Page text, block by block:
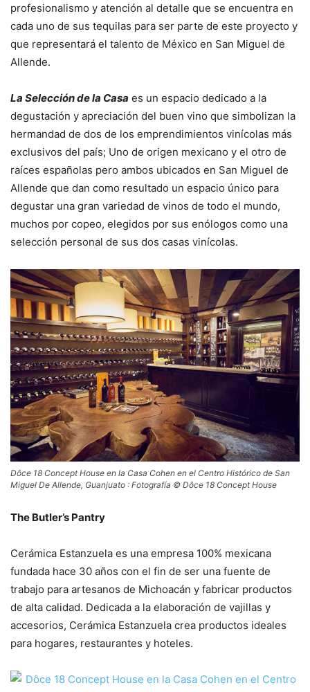
profesionalismo y atención al detalle que se encuentra en
cada uno de sus tequilas para ser parte de este proyecto y
que representará el talento de México en San Miguel de
Allende.
La Selección de la Casa es un espacio dedicado a la
degustación y apreciación del buen vino que simbolizan la
hermandad de dos de los emprendimientos vinícolas más
exclusivos del país; Uno de origen mexicano y el otro de
raíces españolas pero ambos ubicados en San Miguel de
Allende que dan como resultado un espacio único para
degustar una gran variedad de vinos de todo el mundo,
muchos por copeo, elegidos por sus enólogos como una
selección personal de sus dos casas vinícolas.
Dôce 18 Concept House en la Casa Cohen en el Centro Histórico de San
Miguel De Allende, Guanjuato : Fotografía © Dôce 18 Concept House
The Butler’s Pantry
Cerámica Estanzuela es una empresa 100% mexicana
fundada hace 30 años con el fin de ser una fuente de
trabajo para artesanos de Michoacán y fabricar productos
de alta calidad. Dedicada a la elaboración de vajillas y
accesorios, Cerámica Estanzuela crea productos ideales
para hogares, restaurantes y hoteles.